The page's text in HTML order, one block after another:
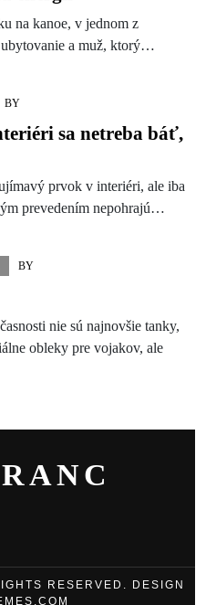
na kanoe, v jednom z
a muž, ktorý…
BY
sa netreba báť,
prvok v interiéri, ale iba
prevedením nepohrajú…
BY
nie sú najnovšie tanky,
obleky pre vojakov, ale
RESERVED. DESIGN